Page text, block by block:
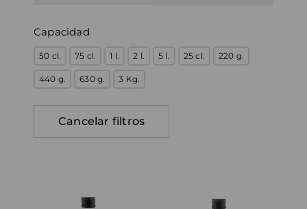
Capacidad
50 cl. 75 cl. 1 l. 2 l. 5 l. 25 cl. 220 g.
440 g. 630 g. 3 Kg.